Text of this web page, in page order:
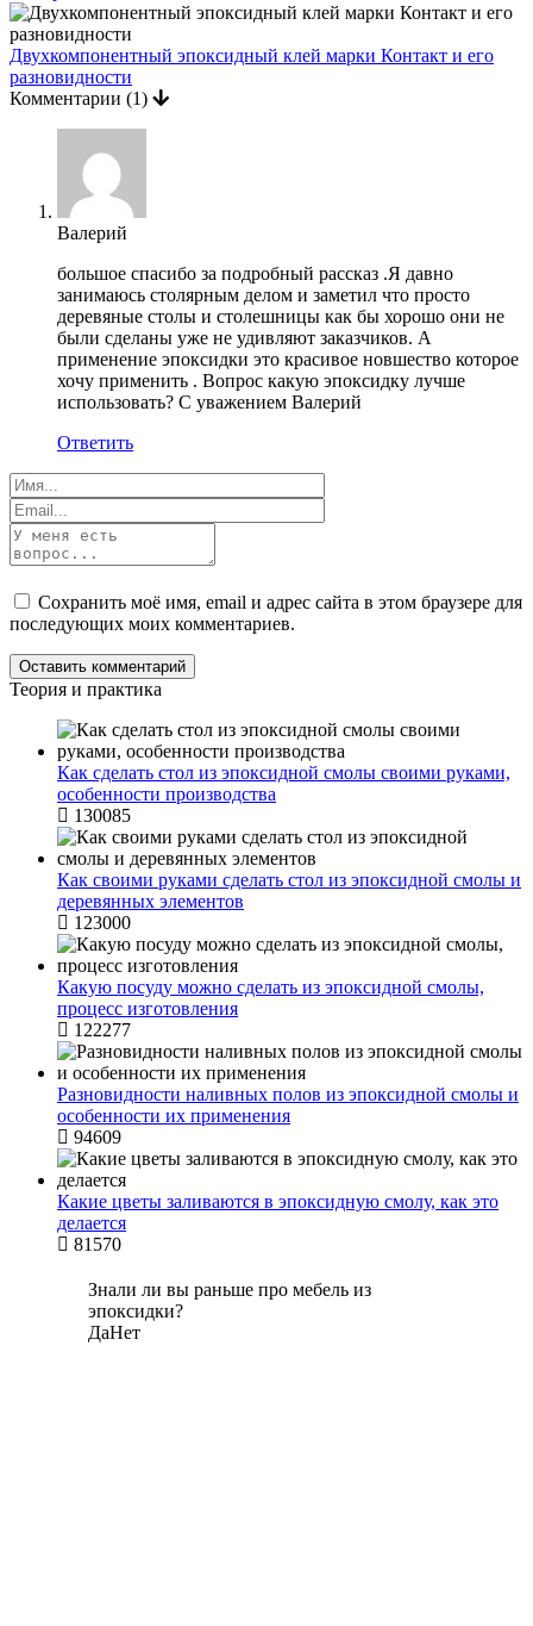
Двухкомпонентный эпоксидный клей марки Контакт и его
разновидности
Комментарии (1)
Валерий
большое спасибо за подробный рассказ .Я давно
занимаюсь столярным делом и заметил что просто
деревяные столы и столешницы как бы хорошо они не
были сделаны уже не удивляют заказчиков. А
применение эпоксидки это красивое новшество которое
хочу применить . Вопрос какую эпоксидку лучше
использовать? С уважением Валерий
Ответить
Сохранить моё имя, email и адрес сайта в этом браузере для
последующих моих комментариев.
Теория и практика
Как сделать стол из эпоксидной смолы своими руками,
особенности производства
130085
Как своими руками сделать стол из эпоксидной смолы и
деревянных элементов
123000
Какую посуду можно сделать из эпоксидной смолы,
процесс изготовления
122277
Разновидности наливных полов из эпоксидной смолы и
особенности их применения
94609
Какие цветы заливаются в эпоксидную смолу, как это
делается
81570
Знали ли вы раньше про мебель из
эпоксидки?
ДаНет